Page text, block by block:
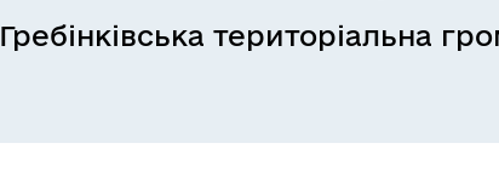
Гребінківська територіальна